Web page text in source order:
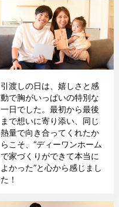
引渡しの日は、嬉しさと感
動で胸がいっぱいの特別な
一日でした。最初から最後
まで想いに寄り添い、同じ
熱量で向き合ってくれたか
らこそ、“ディーワンホーム
で家づくりができて本当に
よかった”と心から感じまし
た！